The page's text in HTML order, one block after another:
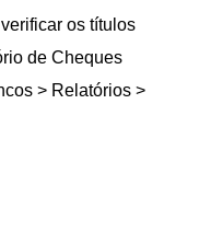
os títulos
de Cheques
> Relatórios >